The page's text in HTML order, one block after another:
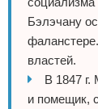
Бэлэчану
властей.
В 1847
и помещик,